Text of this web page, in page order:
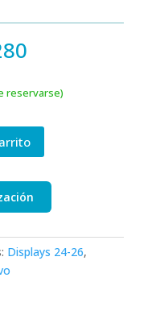
reservarse)
Displays 24-26,